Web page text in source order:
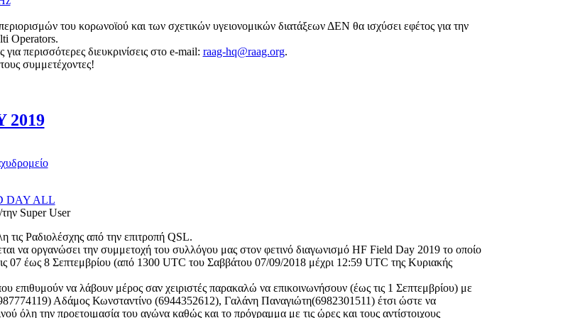
του κορωνοϊού και των σχετικών υγειονομικών διατάξεων ΔΕΝ θα ισχύσει εφέτος για την
Operators.
περισσότερες διευκρινίσεις στο e-mail: raag-hq@raag.org.
συμμετέχοντες!
2019
DAY ALL
Super User
τις Ραδιολέσχης από την επιτροπή QSL.
να οργανώσει την συμμετοχή του συλλόγου μας στον φετινό διαγωνισμό HF Field Day 2019 το οποίο
07 έως 8 Σεπτεμβρίου (από 1300 UTC του Σαββάτου 07/09/2018 μέχρι 12:59 UTC της Κυριακής
επιθυμούν να λάβουν μέρος σαν χειριστές παρακαλώ να επικοινωνήσουν (έως τις 1 Σεπτεμβρίου) με
Αδάμος Κωνσταντίνο (6944352612), Γαλάνη Παναγιώτη(6982301511) έτσι ώστε να
όλη την προετοιμασία του αγώνα καθώς και το πρόγραμμα με τις ώρες και τους αντίστοιχους